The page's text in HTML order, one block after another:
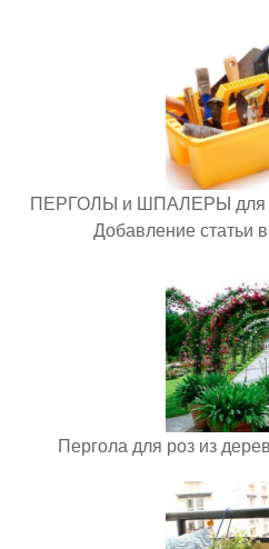
ПЕРГОЛЫ и ШПАЛЕРЫ для
Добавление статьи
Пергола для роз из